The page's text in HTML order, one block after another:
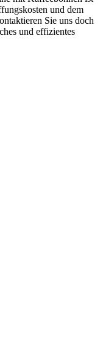
und dem
Sie uns doch
und effizientes